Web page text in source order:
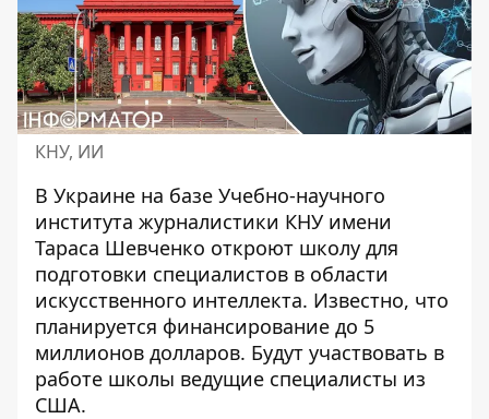
КНУ, ИИ
В Украине на базе Учебно-научного
института журналистики КНУ имени
Тараса Шевченко откроют школу для
подготовки специалистов в области
искусственного интеллекта. Известно, что
планируется финансирование до 5
миллионов долларов. Будут участвовать в
работе школы ведущие специалисты из
США.